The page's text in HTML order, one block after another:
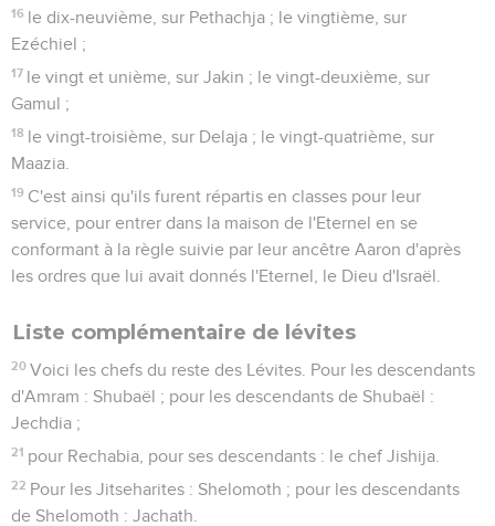
16 le dix-neuvième, sur Pethachja ; le vingtième, sur
Ezéchiel ;
17 le vingt et unième, sur Jakin ; le vingt-deuxième, sur
Gamul ;
18 le vingt-troisième, sur Delaja ; le vingt-quatrième, sur
Maazia.
19 C'est ainsi qu'ils furent répartis en classes pour leur
service, pour entrer dans la maison de l'Eternel en se
conformant à la règle suivie par leur ancêtre Aaron d'après
les ordres que lui avait donnés l'Eternel, le Dieu d'Israël.
Liste complémentaire de lévites
20 Voici les chefs du reste des Lévites. Pour les descendants
d'Amram : Shubaël ; pour les descendants de Shubaël :
Jechdia ;
21 pour Rechabia, pour ses descendants : le chef Jishija.
22 Pour les Jitseharites : Shelomoth ; pour les descendants
de Shelomoth : Jachath.